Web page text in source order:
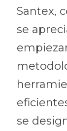
Santex,
se
se